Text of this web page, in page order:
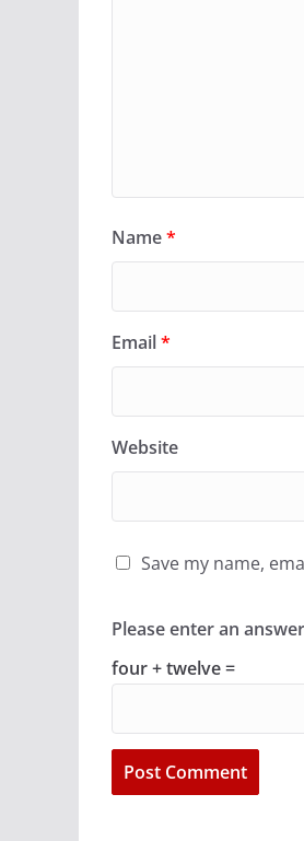
Name*
Email*
Website
Save my name,
Please enter an
four + twelve =